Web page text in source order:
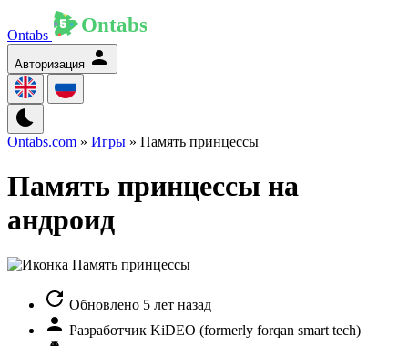
Ontabs
Авторизация
Ontabs.com » Игры » Память принцессы
Память принцессы на
андроид
Обновлено 5 лет назад
Разработчик KiDEO (formerly forqan smart tech)